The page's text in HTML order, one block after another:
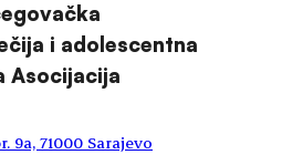
i adolescentna
Asocijacija
9a, 71000 Sarajevo